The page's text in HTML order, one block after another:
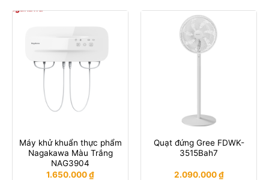
Máy khử khuẩn thực phẩm
Nagakawa Màu Trắng
NAG3904
1.650.000₫
Quạt đứng Gree FDWK-
3515Bah7
2.090.000₫